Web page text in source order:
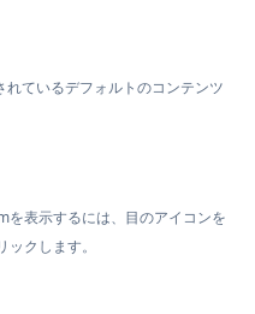
ているデフォルトのコンテンツ
を表示するには、目のアイコンを
ックします。